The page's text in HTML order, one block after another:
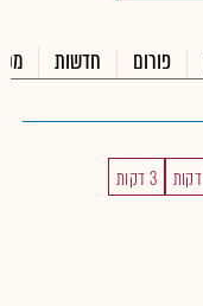
פורום חדשות
3 דקות